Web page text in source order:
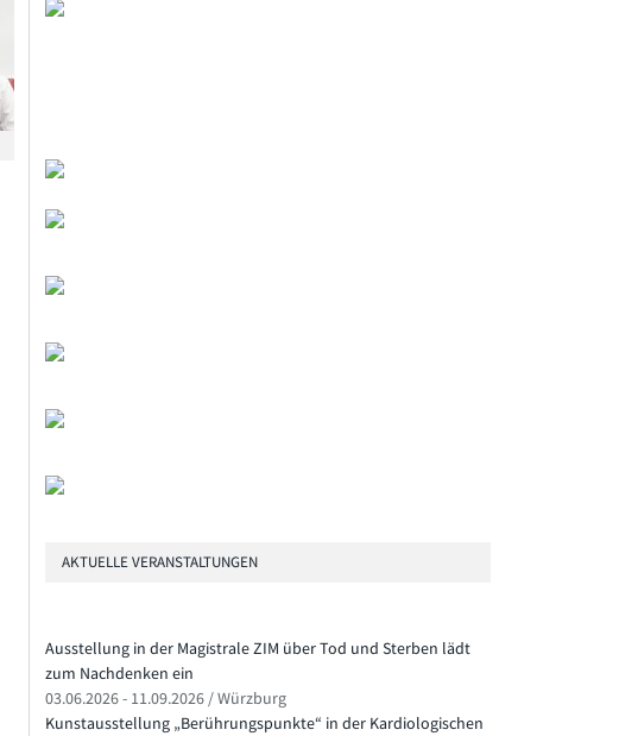
AKTUELLE VERANSTALTUNGEN
Ausstellung in der Magistrale ZIM über Tod und Sterben lädt
zum Nachdenken ein
03.06.2026 - 11.09.2026 / Würzburg
Kunstausstellung „Berührungspunkte“ in der Kardiologischen